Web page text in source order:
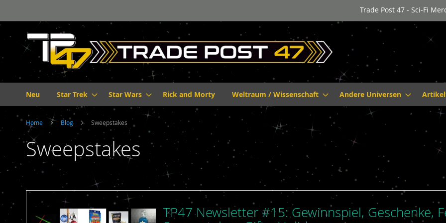
zum
Trade Post 47 - Sci-Fi
Neu Star Trek Star Wars Rick and Morty Weltraum / Wissenschaft Andere Universen
Home Blog Sweepstakes
Sweepstakes
TP47 Newsletter #15: Gewinnspiel, Geschenke,